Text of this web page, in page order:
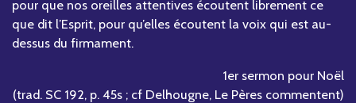
pour que nos oreilles attentives écoutent librement ce
que dit l’Esprit, pour qu’elles écoutent la voix qui est au-
dessus du firmament.
1er sermon pour Noël
(trad. SC 192, p. 45s ; cf Delhougne, Le Pères commentent)